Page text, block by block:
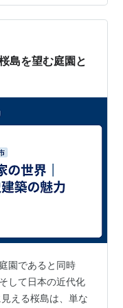
逆側はエスカレー
ミナルに着きまし
夜は23時半ま
。運賃は行きも帰
島を望む庭園と
園であると同時
して日本の近代化
える桜島は、単な